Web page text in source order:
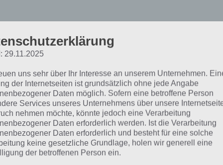
Parking 3D Lösung und
wir nun zur Lösung bzw. Walkthrough der Level.
weiterkommen solltet trotz unserer Lösung, so meldet
29.11.2025
uns sehr über Ihr Interesse an unserem Unternehmen.
der Internetseiten ist grundsätzlich ohne jede Angabe
Daten möglich. Sofern eine betroffene Person
Services unseres Unternehmens über unsere
nehmen möchte, könnte jedoch eine Verarbeitung
Daten erforderlich werden. Ist die Verarbeitung
Daten erforderlich und besteht für eine solche
keine gesetzliche Grundlage, holen wir generell eine
der betroffenen Person ein.